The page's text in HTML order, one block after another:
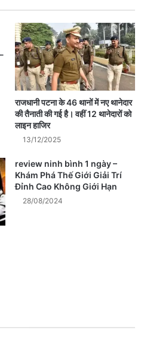
राजधानी पटना के 46 थानों में नए थानेदार
की तैनाती की गई है। वहीं 12 थानेदारों को
लाइन हाजिर
13/12/2025
review ninh bình 1 ngày –
Khám Phá Thế Giới Giải Trí
Đỉnh Cao Không Giới Hạn
28/08/2024